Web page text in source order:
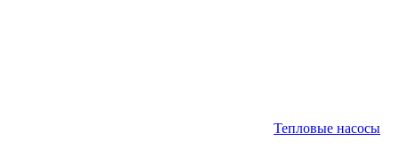
Тепловые насосы